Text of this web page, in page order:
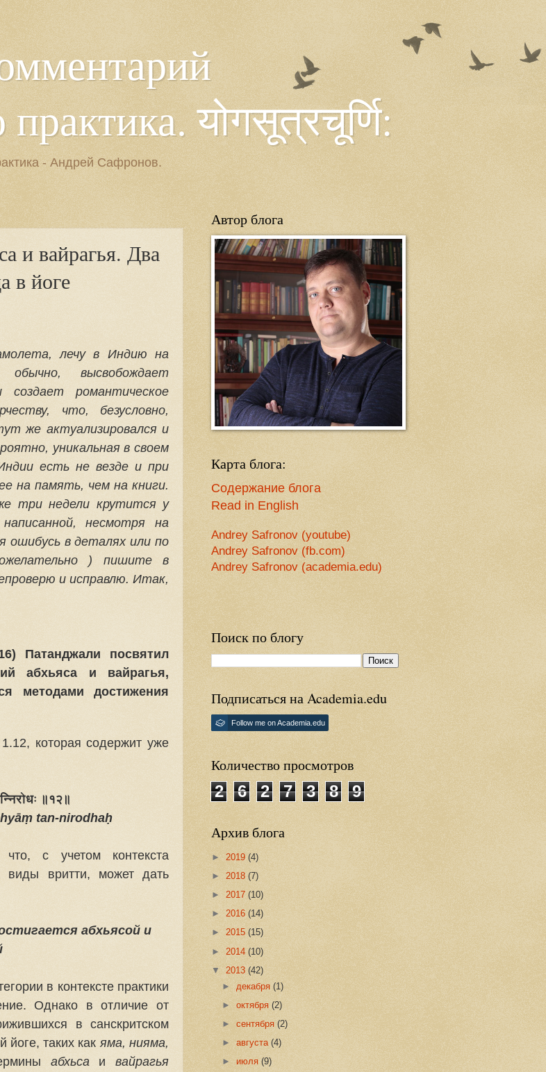
योगसूत्रचूर्णि:
- Андрей Сафронов.
и вайрагья. Два
в йоге
лечу в Индию на
высвобождает
романтическое
что, безусловно,
же актуализировался и
уникальная в своем
есть не везде и при
на память, чем на книги.
три недели крутится у
несмотря на
ошибусь в деталях или по
) пишите в
и исправлю. Итак,
Патанджали посвятил
абхьяса и вайрагья,
методами достижения
которая содержит уже
॥१२॥
tan-nirodhaḥ
с учетом контекста
виды вритти, может дать
абхьясой и
в контексте практики
Однако в отличие от
в санскритском
йоге, таких как яма, нияма,
абхьса ивайрагья
Автор блога
Карта блога:
Содержание блога
Read in English
Andrey Safronov (youtube)
Andrey Safronov (fb.com)
Andrey Safronov (academia.edu)
Поиск по блогу
Подписаться на Academia.edu
Follow me on Academia.edu
Количество просмотров
2
6 2 7 3 8 9
Архив блога
► 2019 (4)
► 2018 (7)
► 2017 (10)
► 2016 (14)
► 2015 (15)
► 2014 (10)
▼ 2013 (42)
► декабря(1)
►октября(2)
►сентября(2)
►августа(4)
►июля(9)